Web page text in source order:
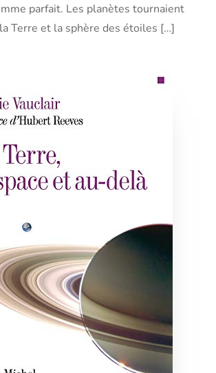
parfait. Les planètes tournaient
Terre et la sphère des étoiles […]